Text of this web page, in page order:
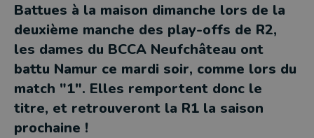
Battues à la maison dimanche lors de la
deuxième manche des play-offs de R2,
les dames du BCCA Neufchâteau ont
battu Namur ce mardi soir, comme lors du
match "1". Elles remportent donc le
titre, et retrouveront la R1 la saison
prochaine !